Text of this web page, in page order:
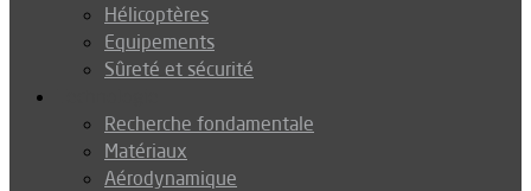
Hélicoptères
Equipements
Sûreté et sécurité
Recherche fondamentale
Matériaux
Aérodynamique